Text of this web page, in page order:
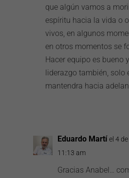
que algún vamos a
espíritu hacia la vida o
vivos, en algunos
en otros momentos se
Hacer equipo es bueno
liderazgo también, solo
mantendra hacia
Eduardo Martí el 4
11:13 am
Gracias Anabel…